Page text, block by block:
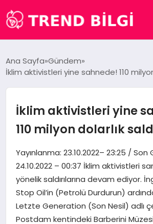
EĞITIM
EKONOMI
MAGAZIN
SAĞLIK
SPOR
Ana Sayfa Gündem
İklim aktivistleri yine sahnede! 110 milyon
İklim aktivistleri yine
110 milyon dolarlık
Yayınlanma: 23.10.2022– 23:25 /
24.10.2022 – 00:37 İklim aktivistleri
yönelik saldırılarına devam ediyor.
Stop Oil’in (Petrolü Durdurun)
Letzte Generation (Son Nesil) adlı
Postdam kentindeki Barberini